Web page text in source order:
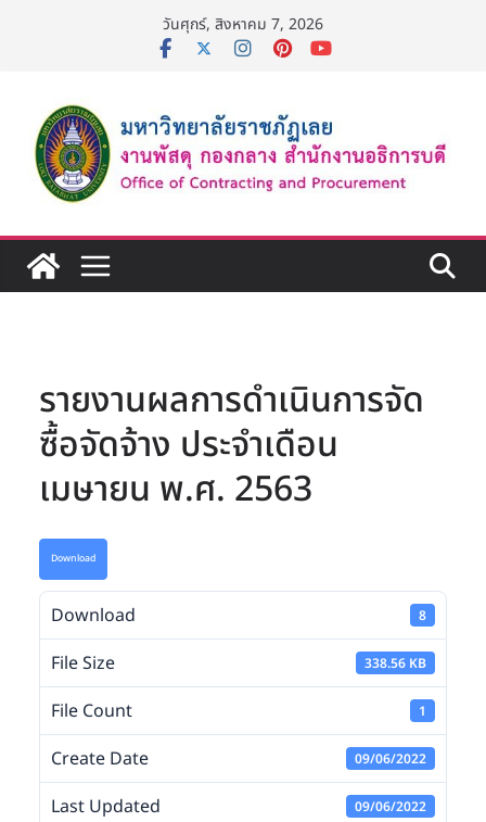
วันศุกร์, สิงหาคม 7, 2026
รายงานผลการดำเนินการจัด
ซื้อจัดจ้าง ประจำเดือน
เมษายน พ.ศ. 2563
Download
Download 8
File Size 338.56 KB
File Count 1
Create Date 09/06/2022
Last Updated 09/06/2022